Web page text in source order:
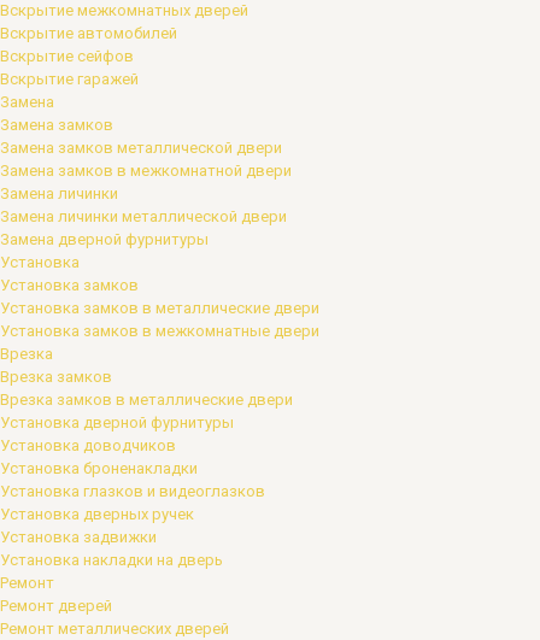
Вскрытие межкомнатных дверей
Вскрытие автомобилей
Вскрытие сейфов
Вскрытие гаражей
Замена
Замена замков
Замена замков металлической двери
Замена замков в межкомнатной двери
Замена личинки
Замена личинки металлической двери
Замена дверной фурнитуры
Установка
Установка замков
Установка замков в металлические двери
Установка замков в межкомнатные двери
Врезка
Врезка замков
Врезка замков в металлические двери
Установка дверной фурнитуры
Установка доводчиков
Установка броненакладки
Установка глазков и видеоглазков
Установка дверных ручек
Установка задвижки
Установка накладки на дверь
Ремонт
Ремонт дверей
Ремонт металлических дверей